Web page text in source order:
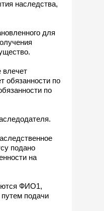
наследства,
для
влечет
обязанности по
по
подано
на
ФИО1,
подачи